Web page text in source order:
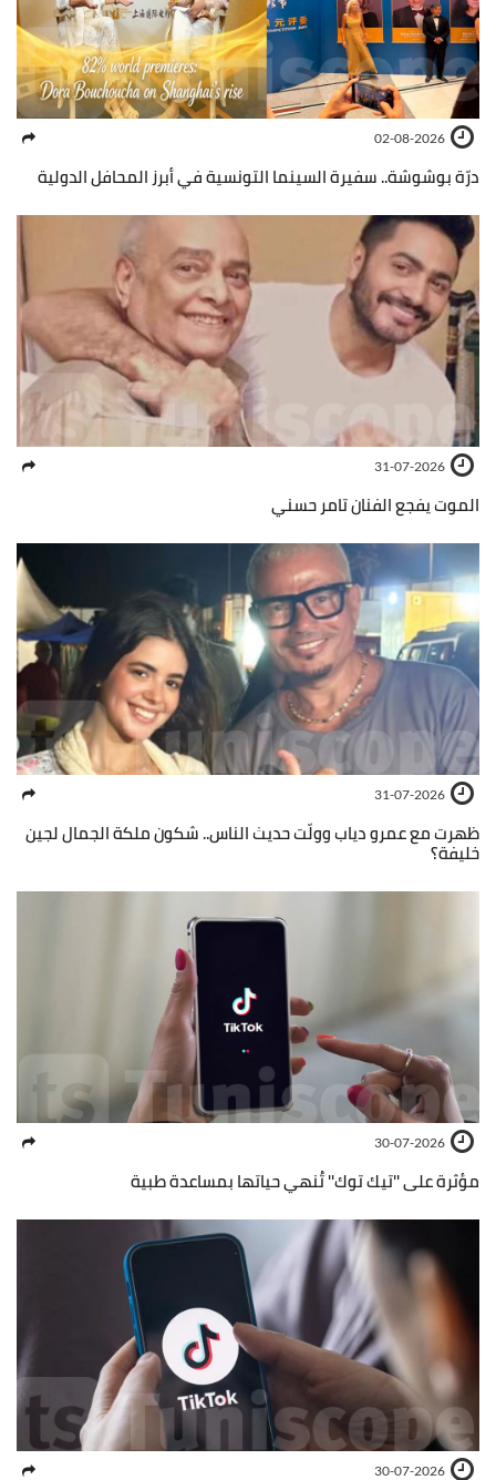
02-08-2026
درّة بوشوشة.. سفيرة السينما التونسية في أبرز المحافل الدولية
31-07-2026
الموت يفجع الفنان تامر حسني
31-07-2026
ظهرت مع عمرو دياب وولّت حديث الناس.. شكون ملكة الجمال لجين
خليفة؟
30-07-2026
مؤثرة على ''تيك توك'' تُنهي حياتها بمساعدة طبية
30-07-2026